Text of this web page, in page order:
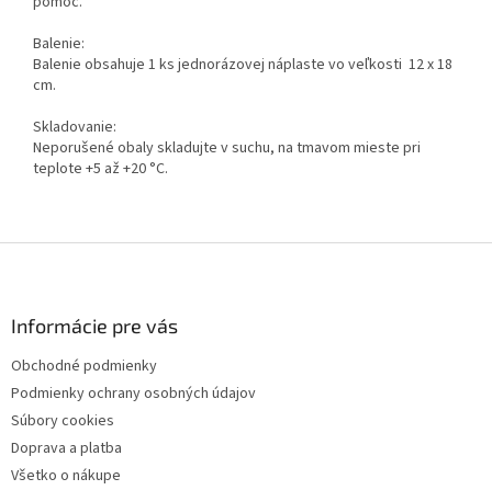
Balenie:
Balenie obsahuje 1 ks jednorázovej náplaste vo veľkosti 12 x 18
cm.
Skladovanie:
Neporušené obaly skladujte v suchu, na tmavom mieste pri
teplote +5 až +20 °C.
Informácie pre vás
Obchodné podmienky
Podmienky ochrany osobných údajov
Súbory cookies
Doprava a platba
Všetko o nákupe